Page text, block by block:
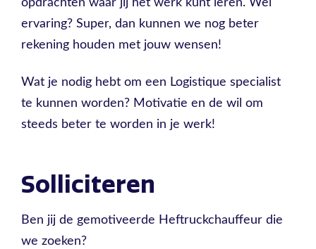
ervaring? Super, dan kunnen we nog beter
rekening houden met jouw wensen!
Wat je nodig hebt om een Logistique specialist
te kunnen worden? Motivatie en de wil om
steeds beter te worden in je werk!
Solliciteren
Ben jij de gemotiveerde Heftruckchauffeur die
we zoeken?